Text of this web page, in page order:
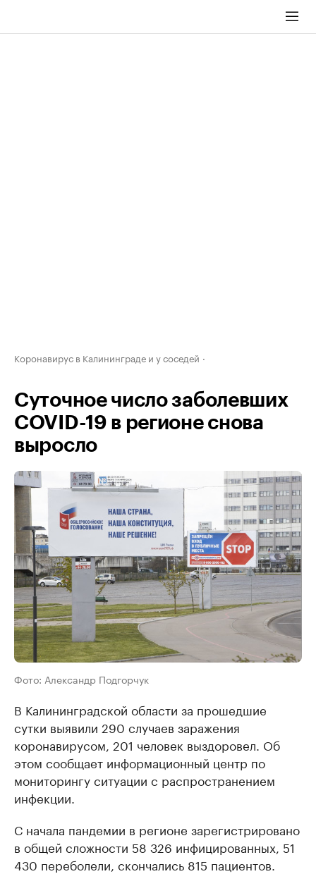
Коронавирус в Калининграде и у соседей
Суточное число заболевших
COVID-19 в регионе снова
выросло
Фото: Александр Подгорчук
В Калининградской области за прошедшие
сутки выявили 290 случаев заражения
коронавирусом, 201 человек выздоровел. Об
этом сообщает информационный центр по
мониторингу ситуации с распространением
инфекции.
С начала пандемии в регионе зарегистрировано
в общей сложности 58 326 инфицированных, 51
430 переболели, скончались 815 пациентов.